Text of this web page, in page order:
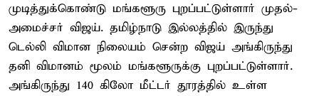
முடித்துக்கொண்டு மங்களூரு புறப்பட்டுள்ளார் முதல்-
அமைச்சர் விஜய். தமிழ்நாடு இல்லத்தில் இருந்து
டெல்லி விமான நிலையம் சென்ற விஜய் அங்கிருந்து
தனி விமானம் மூலம் மங்களூருக்கு புறப்பட்டுள்ளார்.
அங்கிருந்து 140 கிலோ மீட்டர் தூரத்தில் உள்ள